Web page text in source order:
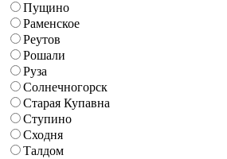
Пущино
Раменское
Реутов
Рошали
Руза
Солнечногорск
Старая Купавна
Ступино
Сходня
Талдом